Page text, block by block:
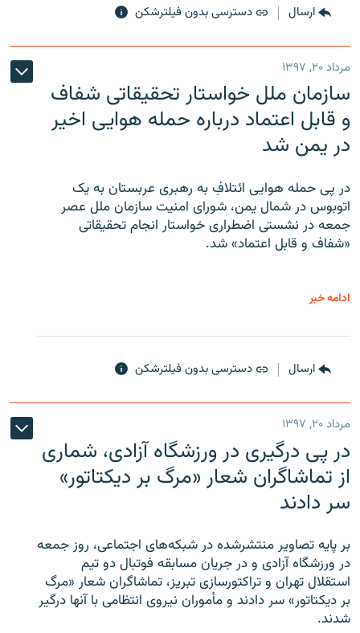
ارسال دسترسی بدون فیلترشکن
مرداد ۲۰, ۱۳۹۷
سازمان ملل خواستار تحقیقاتی شفاف
و قابل اعتماد درباره حمله هوایی اخیر
در یمن شد
در پی حمله هوایی ائتلافِ به رهبری عربستان به یک
اتوبوس در شمال یمن، شورای امنیت سازمان ملل عصر
جمعه در نشستی اضطراری خواستار انجام تحقیقاتی
«شفاف و قابل اعتماد» شد.
ادامه خبر
ارسال دسترسی بدون فیلترشکن
مرداد ۲۰, ۱۳۹۷
در پی درگیری در ورزشگاه آزادی، شماری
از تماشاگران شعار «مرگ بر دیکتاتور»
سر دادند
بر پایه تصاویر منتشرشده در شبکه‌های اجتماعی، روز جمعه
در ورزشگاه آزادی و در جریان مسابقه فوتبال دو تیم
استقلال تهران و تراکتورسازی تبریز، تماشاگران شعار «مرگ
بر دیکتاتور» سر دادند و مأموران نیروی انتظامی با آنها درگیر
شدند.